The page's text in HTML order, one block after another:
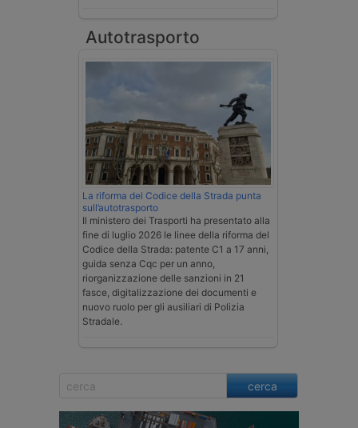
Autotrasporto
La riforma del Codice della Strada punta
sull’autotrasporto
Il ministero dei Trasporti ha presentato alla
fine di luglio 2026 le linee della riforma del
Codice della Strada: patente C1 a 17 anni,
guida senza Cqc per un anno,
riorganizzazione delle sanzioni in 21
fasce, digitalizzazione dei documenti e
nuovo ruolo per gli ausiliari di Polizia
Stradale.
cerca